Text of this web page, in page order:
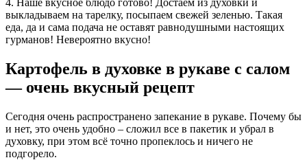
выкладываем на тарелку, посыпаем свежей зеленью. Такая
еда, да и сама подача не оставят равнодушными настоящих
гурманов! Невероятно вкусно!
Картофель в духовке в рукаве с салом
— очень вкусный рецепт
Сегодня очень распространено запекание в рукаве. Почему бы
и нет, это очень удобно – сложил все в пакетик и убрал в
духовку, при этом всё точно пропеклось и ничего не
подгорело.